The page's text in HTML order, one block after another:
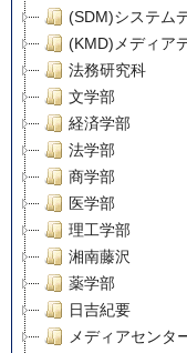
(SDM)システム
(KMD)メディア
法務研究科
文学部
経済学部
法学部
商学部
医学部
理工学部
湘南藤沢
薬学部
日吉紀要
メディアセンタ